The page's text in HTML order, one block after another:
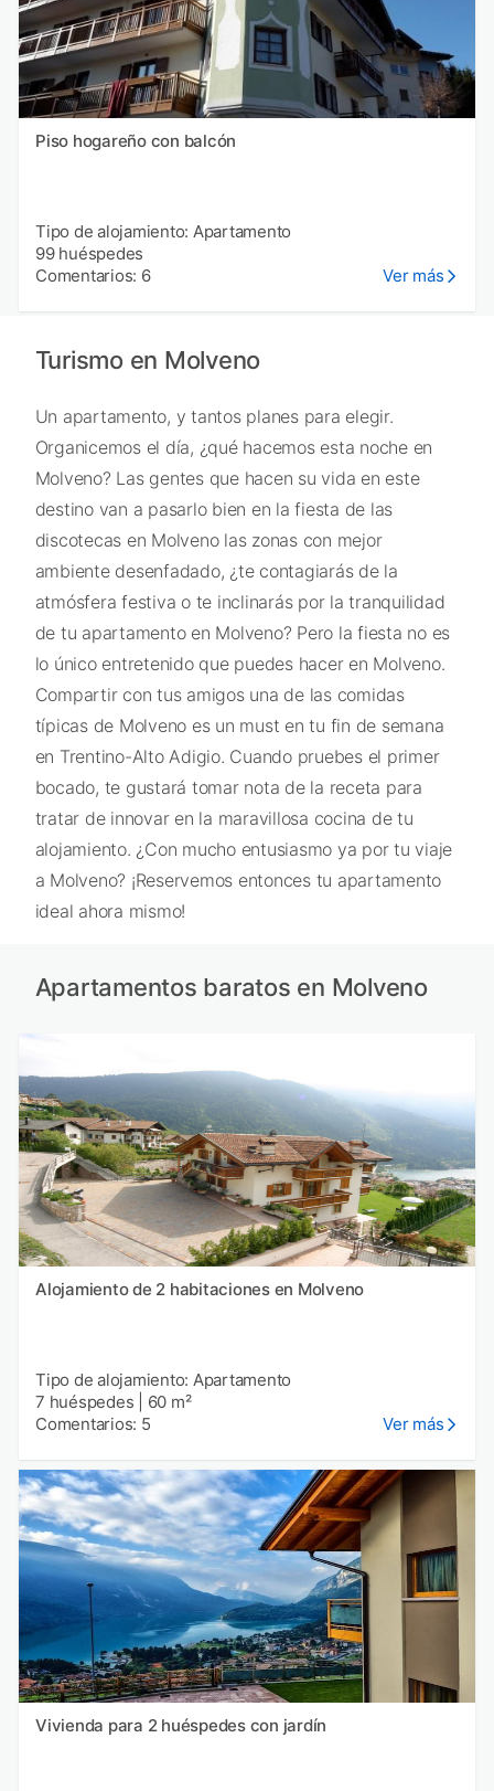
Piso hogareño con balcón
Tipo de alojamiento: Apartamento
99 huéspedes
Comentarios: 6
Ver más
Turismo en Molveno
Un apartamento, y tantos planes para elegir.
Organicemos el día, ¿qué hacemos esta noche en
Molveno? Las gentes que hacen su vida en este
destino van a pasarlo bien en la fiesta de las
discotecas en Molveno las zonas con mejor
ambiente desenfadado, ¿te contagiarás de la
atmósfera festiva o te inclinarás por la tranquilidad
de tu apartamento en Molveno? Pero la fiesta no es
lo único entretenido que puedes hacer en Molveno.
Compartir con tus amigos una de las comidas
típicas de Molveno es un must en tu fin de semana
en Trentino-Alto Adigio. Cuando pruebes el primer
bocado, te gustará tomar nota de la receta para
tratar de innovar en la maravillosa cocina de tu
alojamiento. ¿Con mucho entusiasmo ya por tu viaje
a Molveno? ¡Reservemos entonces tu apartamento
ideal ahora mismo!
Apartamentos baratos en Molveno
Alojamiento de 2 habitaciones en Molveno
Tipo de alojamiento: Apartamento
7 huéspedes
60 m²
Comentarios: 5
Ver más
Vivienda para 2 huéspedes con jardín